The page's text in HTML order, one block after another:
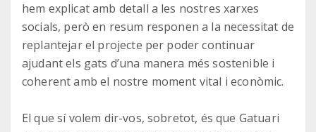
hem explicat amb detall a les nostres xarxes
socials, però en resum responen a la necessitat de
replantejar el projecte per poder continuar
ajudant els gats d’una manera més sostenible i
coherent amb el nostre moment vital i econòmic.
El que sí volem dir-vos, sobretot, és que Gatuari